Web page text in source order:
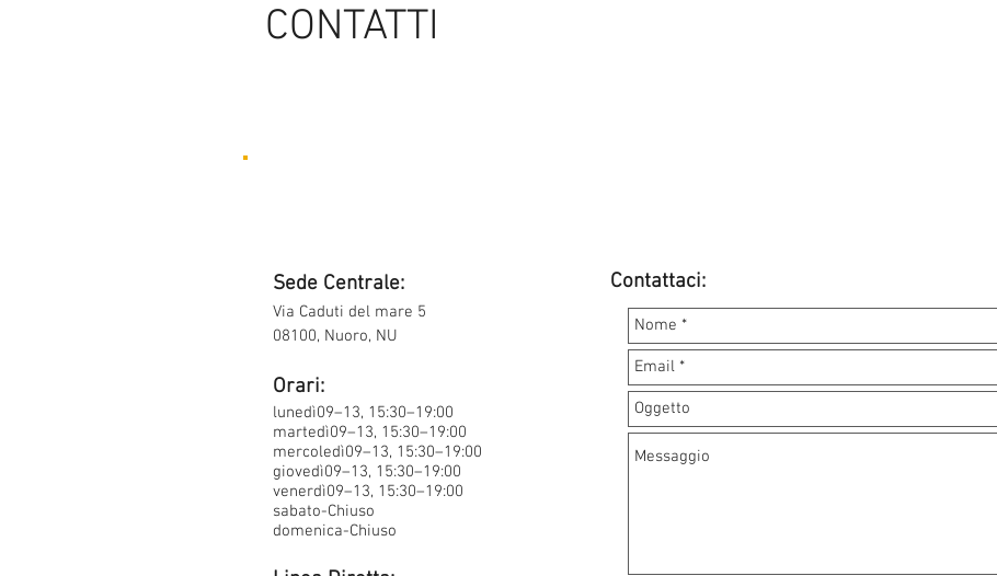
CONTATTI
Sede Centrale:
Via Caduti del mare 5
08100, Nuoro, NU
Orari:
lunedì09–13, 15:30–19:00
martedì09–13, 15:30–19:00
mercoledì09–13, 15:30–19:00
giovedì09–13, 15:30–19:00
venerdì09–13, 15:30–19:00
sabato-Chiuso
domenica-Chiuso
Contattaci: